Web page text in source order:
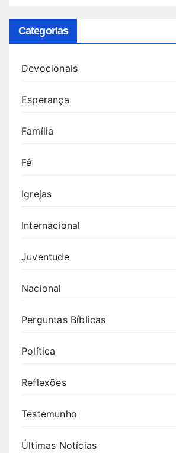
Categorias
Devocionais
Esperança
Família
Fé
Igrejas
Internacional
Juventude
Nacional
Perguntas Bíblicas
Política
Reflexões
Testemunho
Últimas Notícias